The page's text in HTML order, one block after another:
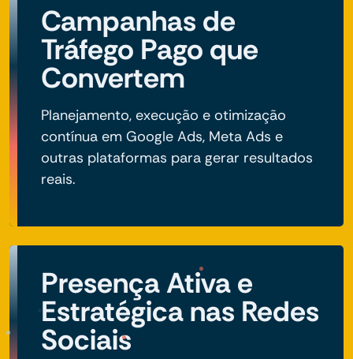
Campanhas de
Tráfego Pago que
Convertem
Planejamento, execução e otimização
contínua em Google Ads, Meta Ads e
outras plataformas para gerar resultados
reais.
Presença Ativa e
Estratégica nas Redes
Sociais